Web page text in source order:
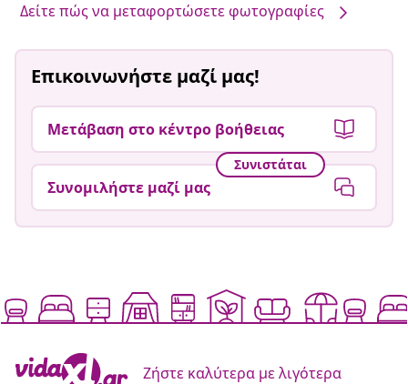
Δείτε πώς να μεταφορτώσετε φωτογραφίες
Επικοινωνήστε μαζί μας!
Μετάβαση στο κέντρο βοήθειας
Συνιστάται
Συνομιλήστε μαζί μας
Ζήστε καλύτερα με λιγότερα